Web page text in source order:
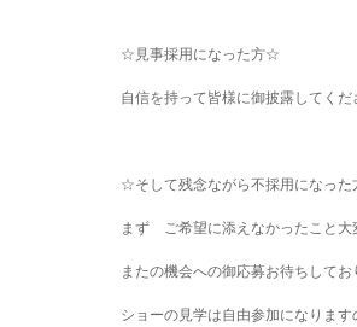
☆見事採用になった方☆
自信を持って皆様に御披露してく
☆そして残念ながら不採用になっ
まず ご希望に添えなかったこと大
またの機会への御応募お待ちして
ショーの見学は自由参加になりま